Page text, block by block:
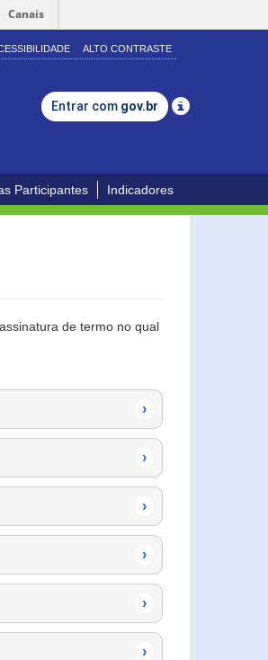
Canais
ALTO CONTRASTE
Entrar com gov.br
Participantes Indicadores
de termo no qual
›
›
›
›
›
›